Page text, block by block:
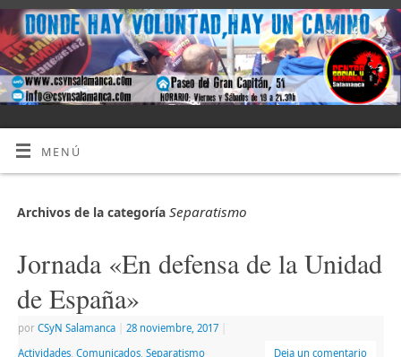
MENÚ
Archivos de la categoría Separatismo
Jornada «En defensa de la Unidad
de España»
por CSyN Salamanca 28 noviembre, 2017
Actividades, Comunicados, Separatismo Deja un comentario